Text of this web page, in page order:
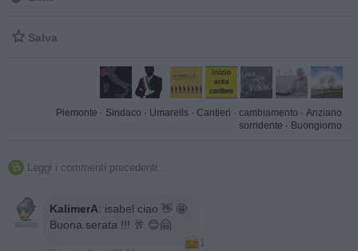
 Salva
Piemonte · Sindaco · Umarells · Cantieri · cambiamento · Anziano
sorridente · Buongiorno
 Leggi i commenti precedenti...
KalimerA: isabel ciao 👋 🤩
Buona serata !!! 🥂 😊🤗
1